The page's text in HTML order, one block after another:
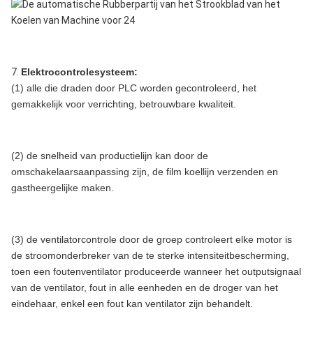
7. Elektrocontrolesysteem:
(1) alle die draden door PLC worden gecontroleerd, het
gemakkelijk voor verrichting, betrouwbare kwaliteit.
(2) de snelheid van productielijn kan door de
omschakelaarsaanpassing zijn, de film koellijn verzenden en
gastheergelijke maken.
(3) de ventilatorcontrole door de groep controleert elke motor is
de stroomonderbreker van de te sterke intensiteitbescherming,
toen een foutenventilator produceerde wanneer het outputsignaal
van de ventilator, fout in alle eenheden en de droger van het
eindehaar, enkel een fout kan ventilator zijn behandelt.